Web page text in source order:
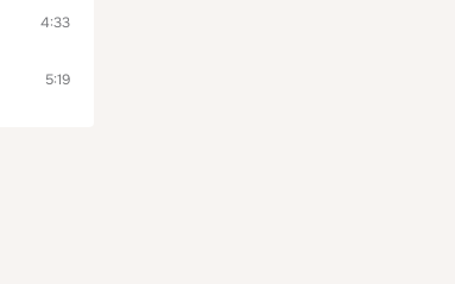
4:33
5:19